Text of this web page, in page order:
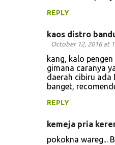
REPLY
kaos distro
October 12, 2016 at
kang, kalo
gimana caranya
daerah cibiru ada
banget,
REPLY
kemeja pria
pokokna wareg...